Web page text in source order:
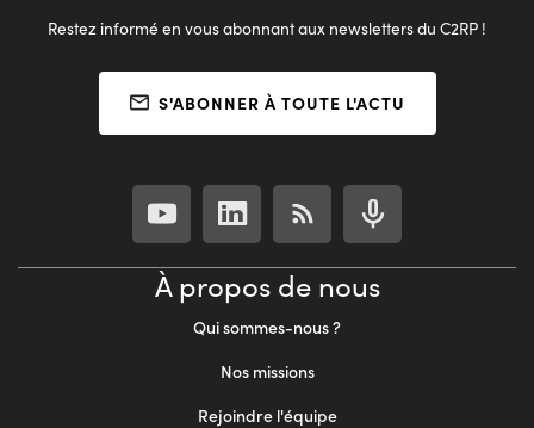
Restez informé en vous abonnant aux newsletters du C2RP !
S'ABONNER À TOUTE L'ACTU
À propos de nous
Qui sommes-nous ?
Nos missions
Rejoindre l'équipe